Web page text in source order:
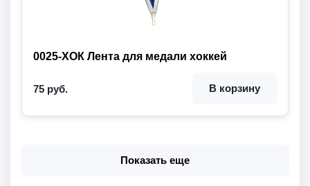
0025-ХОК Лента для медали хоккей
75 руб. В корзину
Показать еще